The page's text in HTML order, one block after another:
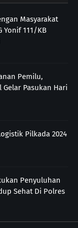
Masyarakat
Yonif 111/KB
Pemilu,
Pasukan Hari
Pilkada 2024
Penyuluhan
Sehat Di Polres